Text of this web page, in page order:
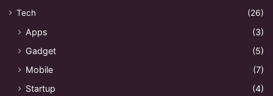
Tech
(26)
Apps
(3)
Gadget
(5)
Mobile
(7)
Startup
(4)